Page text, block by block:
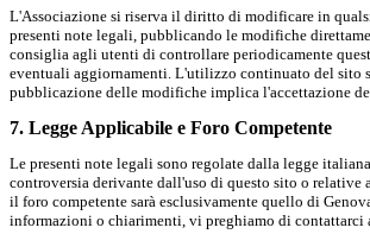
L'Associazione si riserva il diritto di modificare in
presenti note legali, pubblicando le modifiche
consiglia agli utenti di controllare periodicamente
eventuali aggiornamenti. L'utilizzo continuato del sito
pubblicazione delle modifiche implica l'accettazione
7. Legge Applicabile e Foro Competente
Le presenti note legali sono regolate dalla legge
controversia derivante dall'uso di questo sito o relative
il foro competente sarà esclusivamente quello di
informazioni o chiarimenti, vi preghiamo di